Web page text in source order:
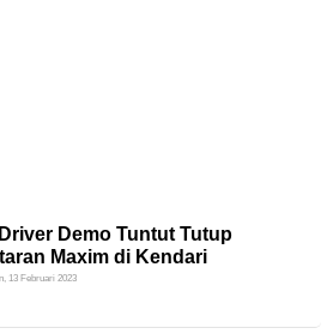
Demo Tuntut Tutup
Maxim di Kendari
13 Februari 2023